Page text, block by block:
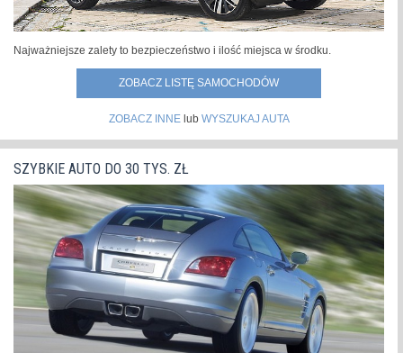
Najważniejsze zalety to bezpieczeństwo i ilość miejsca w środku.
ZOBACZ LISTĘ SAMOCHODÓW
ZOBACZ INNElub WYSZUKAJ AUTA
SZYBKIE AUTO DO 30 TYS. ZŁ